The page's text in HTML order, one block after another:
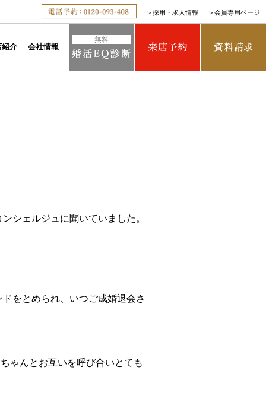
＞ 採用・求人情報 ＞ 会員専用ページ
紹介 会社情報
シェルジュに聞いていました。
をとめられ、いつご成婚退会さ
ゃんとお互いを呼び合いとても